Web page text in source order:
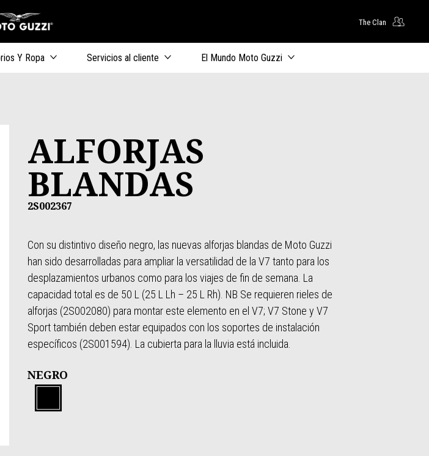
The Clan
Y Ropa Servicios al cliente El Mundo Moto Guzzi
ALFORJAS
BLANDAS
2S002367
Con su distintivo diseño negro, las nuevas alforjas blandas de Moto Guzzi
han sido desarrolladas para ampliar la versatilidad de la V7 tanto para los
desplazamientos urbanos como para los viajes de fin de semana. La
capacidad total es de 50 L (25 L Lh – 25 L Rh). NB Se requieren rieles de
alforjas (2S002080) para montar este elemento en el V7; V7 Stone y V7
Sport también deben estar equipados con los soportes de instalación
específicos (2S001594). La cubierta para la lluvia está incluida.
NEGRO
NEGRO